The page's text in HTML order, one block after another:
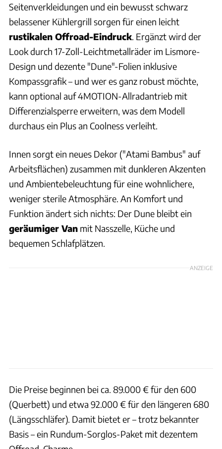
Seitenverkleidungen und ein bewusst schwarz
belassener Kühlergrill sorgen für einen leicht
rustikalen Offroad-Eindruck. Ergänzt wird der
Look durch 17-Zoll-Leichtmetallräder im Lismore-
Design und dezente "Dune"-Folien inklusive
Kompassgrafik – und wer es ganz robust möchte,
kann optional auf 4MOTION-Allradantrieb mit
Differenzialsperre erweitern, was dem Modell
durchaus ein Plus an Coolness verleiht.
Innen sorgt ein neues Dekor ("Atami Bambus" auf
Arbeitsflächen) zusammen mit dunkleren Akzenten
und Ambientebeleuchtung für eine wohnlichere,
weniger sterile Atmosphäre. An Komfort und
Funktion ändert sich nichts: Der Dune bleibt ein
geräumiger Van mit Nasszelle, Küche und
bequemen Schlafplätzen.
ANZEIGE
Die Preise beginnen bei ca. 89.000 € für den 600
(Querbett) und etwa 92.000 € für den längeren 680
(Längsschläfer). Damit bietet er – trotz bekannter
Basis – ein Rundum-Sorglos-Paket mit dezentem